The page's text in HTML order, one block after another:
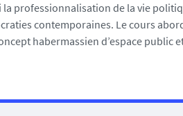
professionnalisation de la vie
contemporaines. Le cours
habermassien d’espace public